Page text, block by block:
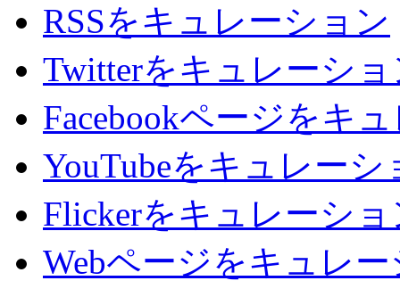
RSSをキュレーション
Twitterをキュレーシ
Facebookページをキ
YouTubeをキュレーシ
Flickerをキュレーショ
Webページをキュレ